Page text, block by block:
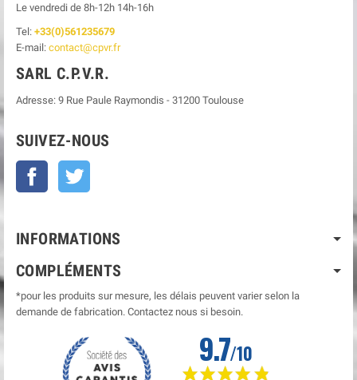
Le vendredi de 8h-12h 14h-16h
Tel: +33(0)561235679
E-mail: contact@cpvr.fr
SARL C.P.V.R.
Adresse: 9 Rue Paule Raymondis - 31200 Toulouse
SUIVEZ-NOUS
Facebook
INFORMATIONS
COMPLÉMENTS
*pour les produits sur mesure, les délais peuvent varier selon la
demande de fabrication. Contactez nous si besoin.